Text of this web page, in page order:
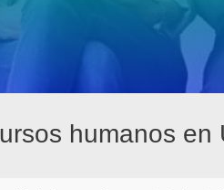
humanos en